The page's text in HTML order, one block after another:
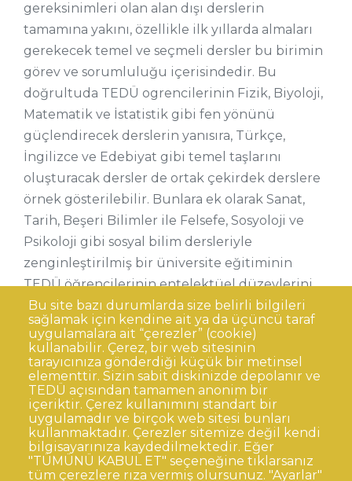
gereksinimleri olan alan dışı derslerin
tamamına yakını, özellikle ilk yıllarda almaları
gerekecek temel ve seçmeli dersler bu birimin
görev ve sorumluluğu içerisindedir. Bu
doğrultuda TEDÜ ogrencilerinin Fizik, Biyoloji,
Matematik ve İstatistik gibi fen yönünü
güçlendirecek derslerin yanısıra, Türkçe,
İngilizce ve Edebiyat gibi temel taşlarını
oluşturacak dersler de ortak çekirdek derslere
örnek gösterilebilir. Bunlara ek olarak Sanat,
Tarih, Beşeri Bilimler ile Felsefe, Sosyoloji ve
Psikoloji gibi sosyal bilim dersleriyle
zenginleştirilmiş bir üniversite eğitiminin
TEDÜ öğrencilerinin entelektüel düzeylerini
arttırması beklenir.
Bu site bazı durumlarda size belirli bilgileri
sağlamak için kendine ait ya da üçüncü taraf
uygulamalara ait “çerezler” (cookie)
kullanabilir. Çerez, bir web sitesinin
tarayıcınıza gönderdiği küçük bir metinsel
elementtir. Sizin sabit diskinizde depolanır ve
TEDÜ açısından tamamen anonim bir
içeriktir. Çerez kullanımını standart bir
uygulamadır ve birçok web sitesi bunları
kullanmaktadır. Çerezler sitemize değil kendi
bilgisayarınıza kaydedilmektedir. Eğer
"TÜMÜNÜ KABUL ET" seçeneğine tıklarsanız
tüm çerezlere rıza vermiş olursunuz. "Ayarlar"
Dipnot
Sıkça Sorulan Sorular
Kişisel Verilerin Korunması
Gizlilik Politikası
Sorumluluk Reddi
Açık Rıza
Kurumsal Kimlik